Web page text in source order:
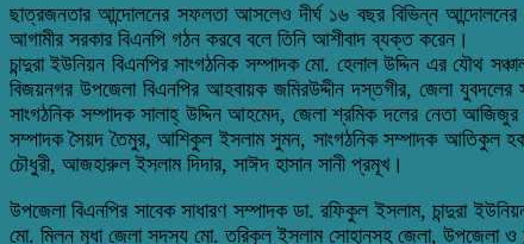
ছাত্রজনতার আন্দোলনের সফলতা আসলেও দীর্ঘ ১৬ বছর বিভিন্ন
আগামীর সরকার বিএনপি গঠন করবে বলে তিনি আশীবাদ ব্যক্ত করেন।
চান্দুরা ইউনিয়ন বিএনপির সাংগঠনিক সম্পাদক মো. হেলাল উদ্দিন এর যৌথ
বিজয়নগর উপজেলা বিএনপির আহবায়ক জমিরউদ্দীন দস্তগীর, জেলা
সাংগঠনিক সম্পাদক সালাহ্ উদ্দিন আহমেদ, জেলা শ্রমিক দলের নেতা
সম্পাদক সৈয়দ তৈমুর, আশিকুল ইসলাম সুমন, সাংগঠনিক সম্পাদক আতিকুল
চৌধুরী, আজহারুল ইসলাম দিদার, সাঈদ হাসান সানী প্রমূখ।
উপজেলা বিএনপির সাবেক সাধারণ সম্পাদক ডা. রফিকুল ইসলাম, চান্দুরা
মো. মিলন মৃধা জেলা সদস্য মো. তরিকুল ইসলাম সোহানসহ জেলা, উপজেলা ও